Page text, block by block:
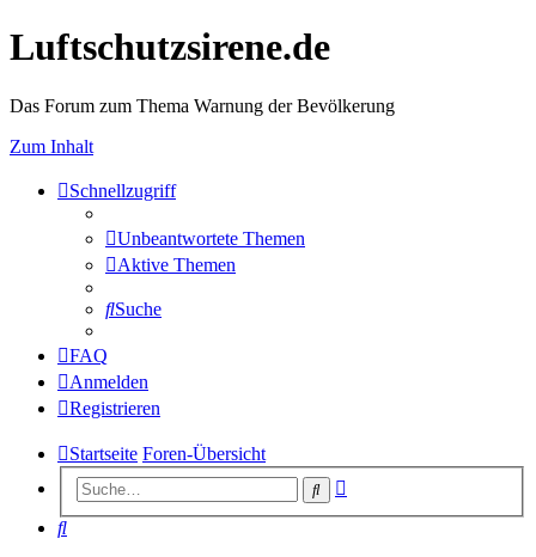
Luftschutzsirene.de
Das Forum zum Thema Warnung der Bevölkerung
Zum Inhalt
Schnellzugriff
Unbeantwortete Themen
Aktive Themen
Suche
FAQ
Anmelden
Registrieren
Startseite Foren-Übersicht
Suche
Suche